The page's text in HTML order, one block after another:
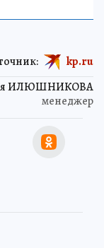
ИЛЮШНИКОВА
менеджер
kp.ru